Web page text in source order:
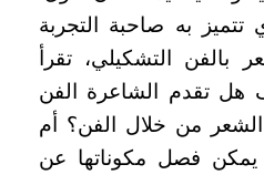
به صاحبة التجربة
بالفن التشكيلي، تقرأ
هل تقدم الشاعرة الفن
من خلال الفن؟ أم
يمكن فصل مكوناتها عن